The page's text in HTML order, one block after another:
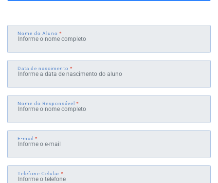
Nome do Aluno *
Data de nascimento *
Nome do Responsável *
E-mail *
Telefone Celular *